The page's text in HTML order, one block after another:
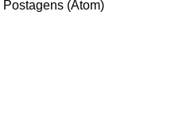
Postagens (Atom)